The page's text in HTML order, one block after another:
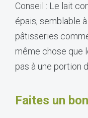
Conseil : Le lait
épais, semblable
pâtisseries
même chose que
pas à une portion
Faites un